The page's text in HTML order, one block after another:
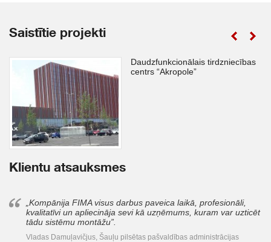
Saistītie projekti
Daudzfunkcionālais tirdzniecības
centrs “Akropole”
Klientu atsauksmes
„Kompānija FIMA visus darbus paveica laikā, profesionāli,
kvalitatīvi un apliecināja sevi kā uzņēmums, kuram var uzticēt
tādu sistēmu montāžu”.
Vladas Damuļavičjus, Šauļu pilsētas pašvaldības administrācijas